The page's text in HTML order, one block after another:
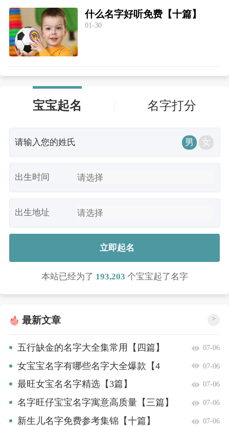
什么名字好听免费【十篇】
01-30
宝宝起名 名字打分
男 女
出生时间
出生地址
立即起名
本站已经为了 193,203 个宝宝起了名字
最新文章 >
五行缺金的名字大全集常用【四篇】 07-06
女宝宝名字有哪些名字大全爆款【4
篇】
07-06
最旺女宝名名字精选【3篇】 07-06
名字旺仔宝宝名字寓意高质量【三篇】 07-06
新生儿名字免费参考集锦【十篇】 07-06